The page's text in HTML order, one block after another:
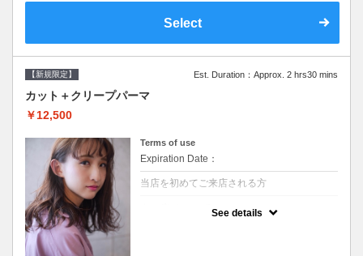
Select
【新規限定】 Est. Duration：Approx. 2 hrs30 mins
カット＋クリープパーマ
￥12,500
Terms of use
Expiration Date：
当店を初めてご来店される方
See details